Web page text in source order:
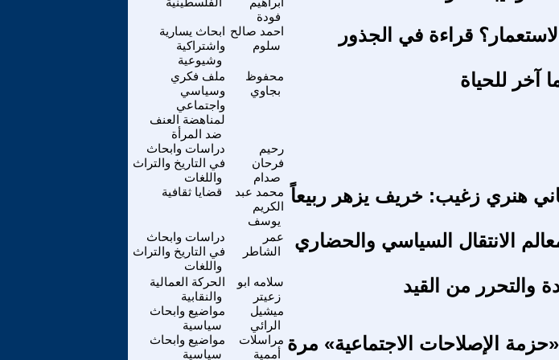
فودة
ابحاث يسارية
واشتراكية
وشيوعية
احمد صالح
سلوم
قراءة في الجذور
ملف فكري
وسياسي
واجتماعي
لمناهضة العنف
ضد المرأة
محفوظ
بجاوي
آخر للحياة
دراسات وابحاث
في التاريخ والتراث
واللغات
رحيم
فرحان
صدام
قضايا ثقافية
محمد عبد
الكريم
يوسف
هنري زغيب: خريف يزهر ربيعاً
دراسات وابحاث
في التاريخ والتراث
واللغات
عمر
الشاطر
الانتقال السياسي والحضاري
الحركة العمالية
والنقابية
سلامه ابو
زعيتر
والتحرر من القيد
مواضيع وابحاث
سياسية
ميشيل
الرائي
مواضيع وابحاث
سياسية
مراسلات
أممية الإصلاحات الاجتماعية» مرة